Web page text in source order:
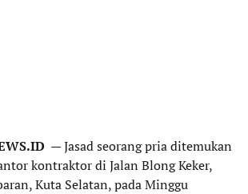
— Jasad seorang pria ditemukan
kontraktor di Jalan Blong Keker,
Kuta Selatan, pada Minggu